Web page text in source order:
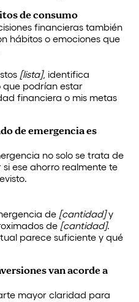
de consumo
financieras también
hábitos o emociones que
[lista], identifica
que podrían estar
financiera o mis metas
de emergencia es
no solo se trata de
ese ahorro realmente te
de [cantidad]y
de [cantidad].
parece suficiente y qué
van acorde a
mayor claridad para